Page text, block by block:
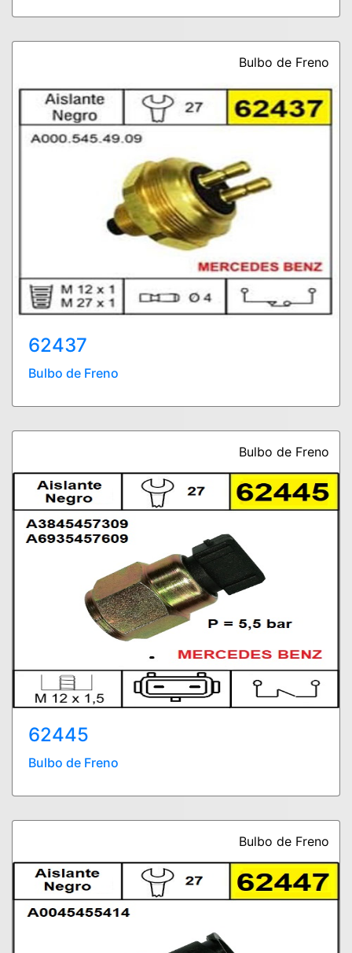
Bulbo de Freno
62437
Bulbo de Freno
Bulbo de Freno
62445
Bulbo de Freno
Bulbo de Freno